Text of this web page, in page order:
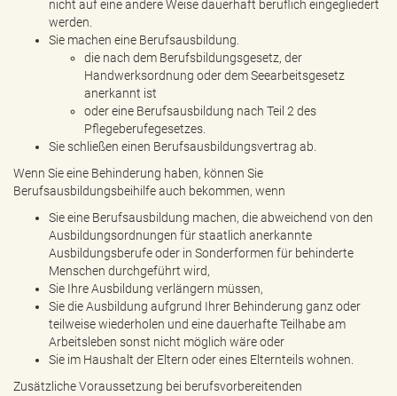
nicht auf eine andere Weise dauerhaft beruflich eingegliedert
werden.
Sie machen eine Berufsausbildung.
die nach dem Berufsbildungsgesetz, der
Handwerksordnung oder dem Seearbeitsgesetz
anerkannt ist
oder eine Berufsausbildung nach Teil 2 des
Pflegeberufegesetzes.
Sie schließen einen Berufsausbildungsvertrag ab.
Wenn Sie eine Behinderung haben, können Sie
Berufsausbildungsbeihilfe auch bekommen, wenn
Sie eine Berufsausbildung machen, die abweichend von den
Ausbildungsordnungen für staatlich anerkannte
Ausbildungsberufe oder in Sonderformen für behinderte
Menschen durchgeführt wird,
Sie Ihre Ausbildung verlängern müssen,
Sie die Ausbildung aufgrund Ihrer Behinderung ganz oder
teilweise wiederholen und eine dauerhafte Teilhabe am
Arbeitsleben sonst nicht möglich wäre oder
Sie im Haushalt der Eltern oder eines Elternteils wohnen.
Zusätzliche Voraussetzung bei berufsvorbereitenden